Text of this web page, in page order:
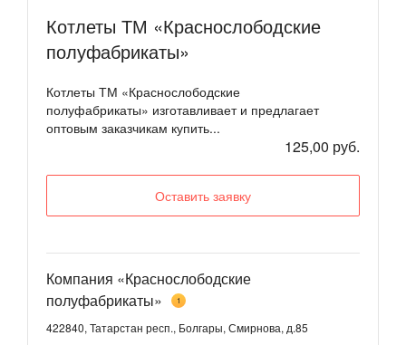
Котлеты ТМ «Краснослободские
полуфабрикаты»
Котлеты ТМ «Краснослободские
полуфабрикаты» изготавливает и предлагает
оптовым заказчикам купить...
125,00 руб.
Оставить заявку
Компания «Краснослободские
полуфабрикаты»
1
422840, Татарстан респ., Болгары, Смирнова, д.85